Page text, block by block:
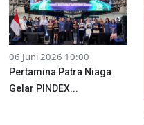
06 Juni 2026 10:00
Pertamina Patra Niaga
Gelar PINDEX...